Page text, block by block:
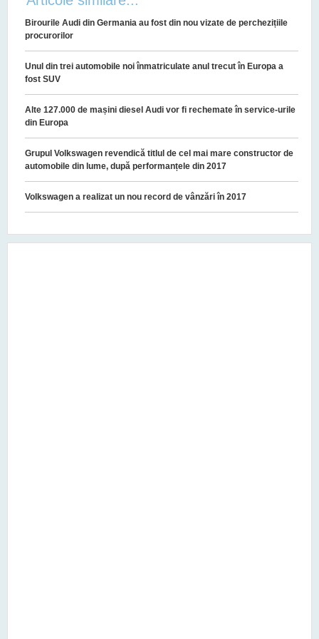
Birourile Audi din Germania au fost din nou vizate de perchezițiile
procurorilor
Unul din trei automobile noi înmatriculate anul trecut în Europa a
fost SUV
Alte 127.000 de mașini diesel Audi vor fi rechemate în service-urile
din Europa
Grupul Volkswagen revendică titlul de cel mai mare constructor de
automobile din lume, după performanțele din 2017
Volkswagen a realizat un nou record de vânzări în 2017